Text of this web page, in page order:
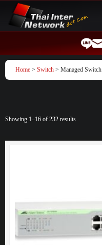
content
Home > Switch > Managed Switch
Showing 1–16 of 232 results